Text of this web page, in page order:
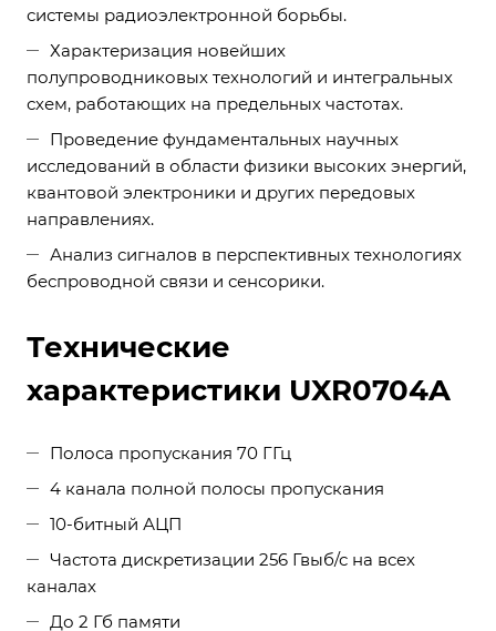
системы радиоэлектронной борьбы.
Характеризация новейших
полупроводниковых технологий и интегральных
схем, работающих на предельных частотах.
Проведение фундаментальных научных
исследований в области физики высоких энергий,
квантовой электроники и других передовых
направлениях.
Анализ сигналов в перспективных технологиях
беспроводной связи и сенсорики.
Технические
характеристики UXR0704A
Полоса пропускания 70 ГГц
4 канала полной полосы пропускания
10-битный АЦП
Частота дискретизации 256 Гвыб/с на всех
каналах
До 2 Гб памяти